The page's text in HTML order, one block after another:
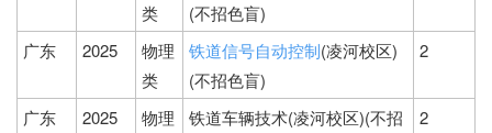
类
(不招色盲)
广东 2025
物理
类
铁道信号自动控制(凌河校区)
(不招色盲)
2
广东 2025
物理
铁道车辆技术(凌河校区)(不招
2